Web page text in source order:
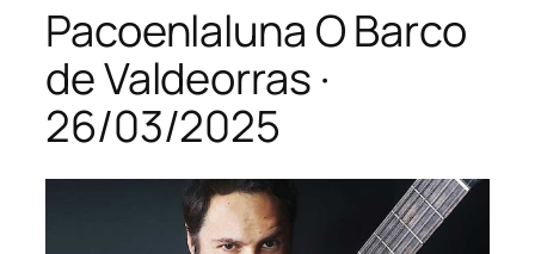
Pacoenlaluna O Barco
de Valdeorras ·
26/03/2025